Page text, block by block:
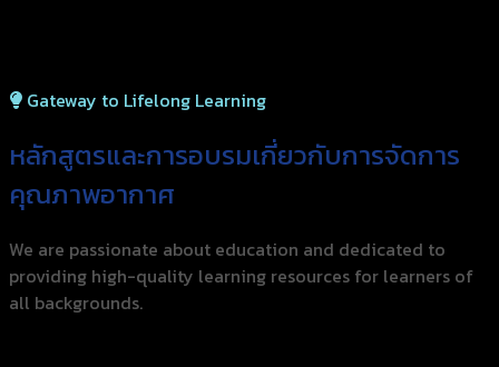
Gateway to Lifelong Learning
หลักสูตรและการอบรมเกี่ยวกับการจัดการ
คุณภาพอากาศ
We are passionate about education and dedicated to
providing high-quality learning resources for learners of
all backgrounds.